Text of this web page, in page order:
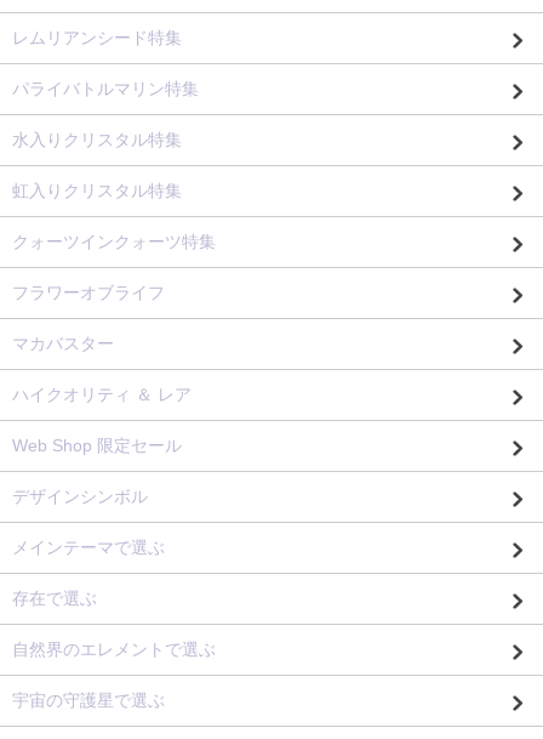
レムリアンシード特集
パライバトルマリン特集
水入りクリスタル特集
虹入りクリスタル特集
クォーツインクォーツ特集
フラワーオブライフ
マカバスター
ハイクオリティ ＆ レア
Web Shop 限定セール
デザインシンボル
メインテーマで選ぶ
存在で選ぶ
自然界のエレメントで選ぶ
宇宙の守護星で選ぶ